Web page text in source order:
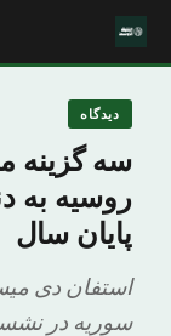
دیدگاه
سه گزینه
روسیه به
پایان سال
استفان دی
سوریه در